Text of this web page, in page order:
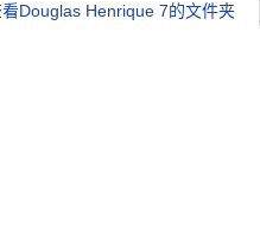
Douglas Henrique 7的文件夹